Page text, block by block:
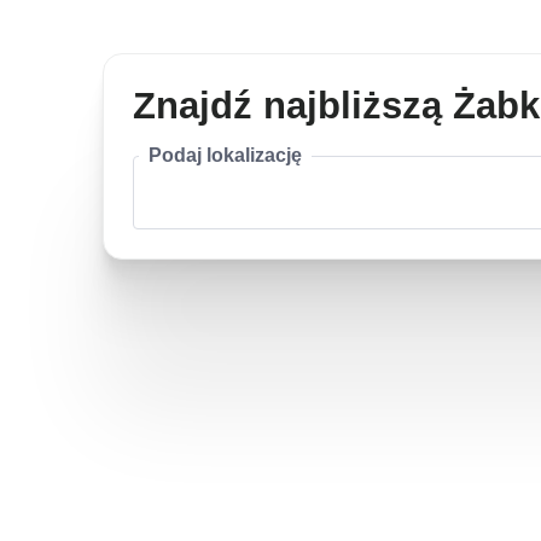
Znajdź najbliższą
Podaj lokalizację